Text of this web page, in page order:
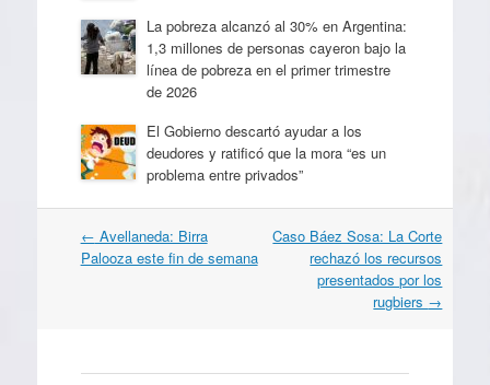
La pobreza alcanzó al 30% en Argentina:
1,3 millones de personas cayeron bajo la
línea de pobreza en el primer trimestre
de 2026
El Gobierno descartó ayudar a los
deudores y ratificó que la mora “es un
problema entre privados”
Navegación
por
← Avellaneda: Birra
Palooza este fin de semana
Caso Báez Sosa: La Corte
rechazó los recursos
presentados por los
rugbiers →